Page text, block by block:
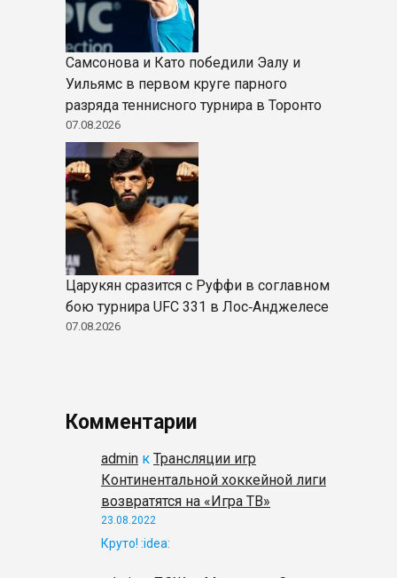
Самсонова и Като победили Эалу и
Уильямс в первом круге парного
разряда теннисного турнира в Торонто
07.08.2026
Царукян сразится с Руффи в соглавном
бою турнира UFC 331 в Лос‑Анджелесе
07.08.2026
Комментарии
admin к Трансляции игр
Континентальной хоккейной лиги
возвратятся на «Игра ТВ»
23.08.2022
Круто! :idea: